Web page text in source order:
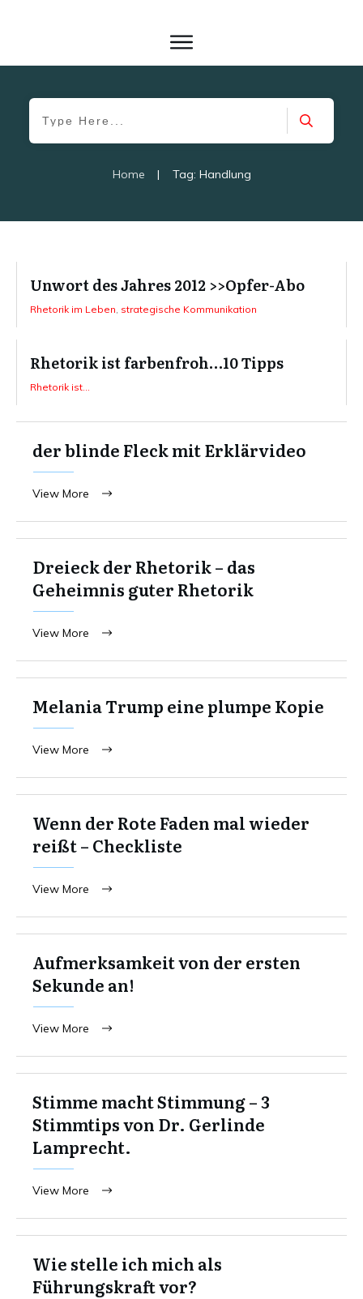
Home | Tag: Handlung
Unwort des Jahres 2012 >>Opfer-Abo
Rhetorik im Leben strategische Kommunikation
Rhetorik ist farbenfroh…10 Tipps
Rhetorik ist...
der blinde Fleck mit Erklärvideo
View More
Dreieck der Rhetorik – das
Geheimnis guter Rhetorik
View More
Melania Trump eine plumpe Kopie
View More
Wenn der Rote Faden mal wieder
reißt – Checkliste
View More
Aufmerksamkeit von der ersten
Sekunde an!
View More
Stimme macht Stimmung – 3
Stimmtips von Dr. Gerlinde
Lamprecht.
View More
Wie stelle ich mich als
Führungskraft vor?